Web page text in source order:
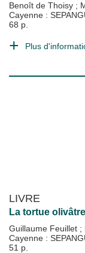
Benoît de Thoisy ;
Cayenne :
68 p.
Plus
LIVRE
La tortue olivâtre
Guillaume Feuillet ;
Cayenne :
51 p.